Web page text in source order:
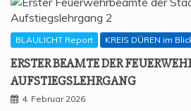
BLAULICHT Report KREIS DÜREN im
ERS­TER BEAM­TE DER
AUFSTIEGSLEHRGANG
4. Februar 2026